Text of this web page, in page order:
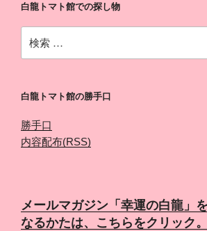
白龍トマト館での探し物
索:
白龍トマト館の勝手口
勝手口
内容配布(RSS)
メールマガジン「幸運の白龍」
なるかたは、こちらをクリック。